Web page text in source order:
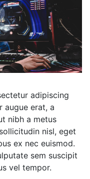
adipiscing
augue erat, a
nibh a metus
nisl, eget
ex nec euismod.
sem suscipit
vel tempor.